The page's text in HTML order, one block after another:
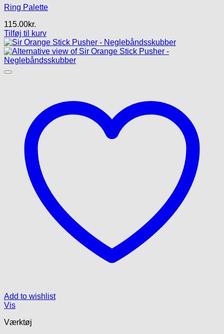
Ring Palette
115.00kr.
Tilføj til kurv
Add to wishlist
Vis
Værktøj